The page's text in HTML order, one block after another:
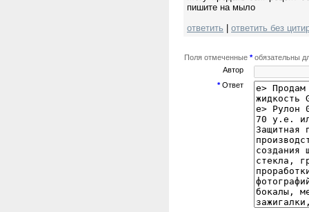
пишите на мыло
ответить
ответить без
Поля отмеченные *обязательны
Автор
*Ответ